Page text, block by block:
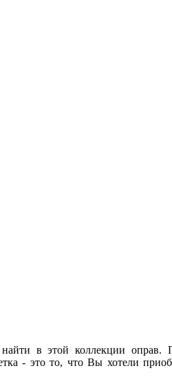
в этой коллекции
- это то, что Вы хотели